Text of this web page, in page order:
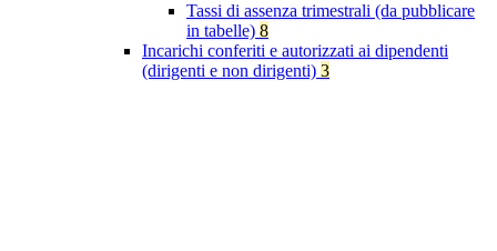
Tassi di assenza trimestrali (da pubblicare
in tabelle) 8
Incarichi conferiti e autorizzati ai dipendenti
(dirigenti e non dirigenti) 3